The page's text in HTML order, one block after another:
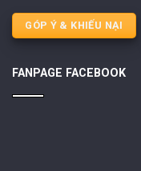
GÓP Ý & KHIẾU NẠI
FANPAGE FACEBOOK